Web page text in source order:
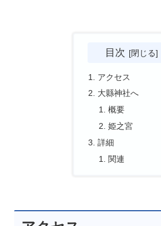
目次
アクセス
大縣神社へ
概要
姫之宮
詳細
関連